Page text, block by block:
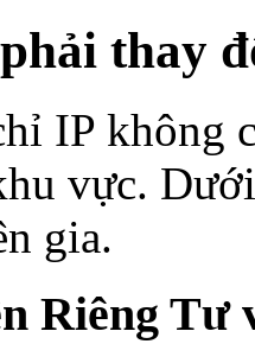
thay
IP không
vực.
gia.
Riêng Tư